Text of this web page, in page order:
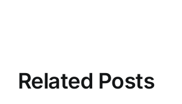
Related Posts